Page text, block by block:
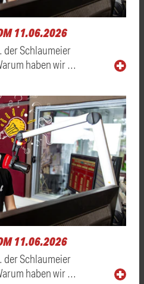
11.06.2026
der Schlaumeier
haben wir …
11.06.2026
der Schlaumeier
haben wir …